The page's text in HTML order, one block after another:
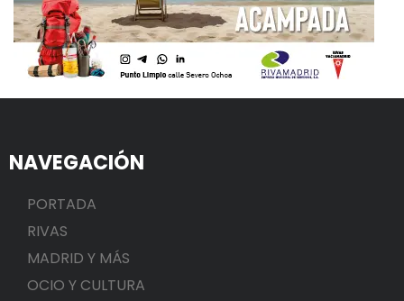
NAVEGACIÓN
PORTADA
RIVAS
MADRID Y MÁS
OCIO Y CULTURA